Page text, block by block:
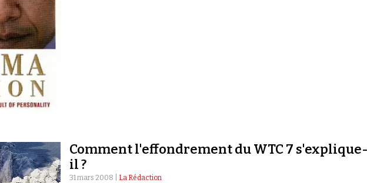
Comment l'effondrement du WTC 7
il ?
31 mars 2008 | La Rédaction